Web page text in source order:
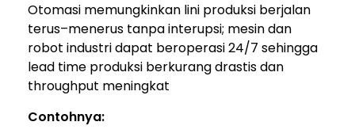
Otomasi memungkinkan lini produksi berjalan
terus–menerus tanpa interupsi; mesin dan
robot industri dapat beroperasi 24/7 sehingga
lead time produksi berkurang drastis dan
throughput meningkat
Contohnya: